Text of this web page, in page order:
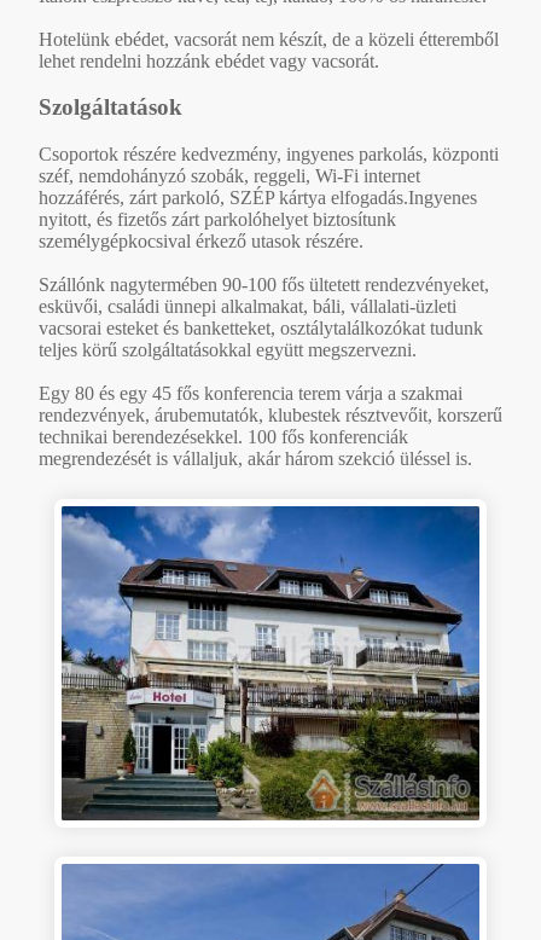
Hotelünk ebédet, vacsorát nem készít, de a közeli étteremből
lehet rendelni hozzánk ebédet vagy vacsorát.
Szolgáltatások
Csoportok részére kedvezmény, ingyenes parkolás, központi
széf, nemdohányzó szobák, reggeli, Wi-Fi internet
hozzáférés, zárt parkoló, SZÉP kártya elfogadás.Ingyenes
nyitott, és fizetős zárt parkolóhelyet biztosítunk
személygépkocsival érkező utasok részére.
Szállónk nagytermében 90-100 fős ültetett rendezvényeket,
esküvői, családi ünnepi alkalmakat, báli, vállalati-üzleti
vacsorai esteket és banketteket, osztálytalálkozókat tudunk
teljes körű szolgáltatásokkal együtt megszervezni.
Egy 80 és egy 45 fős konferencia terem várja a szakmai
rendezvények, árubemutatók, klubestek résztvevőit, korszerű
technikai berendezésekkel. 100 fős konferenciák
megrendezését is vállaljuk, akár három szekció üléssel is.